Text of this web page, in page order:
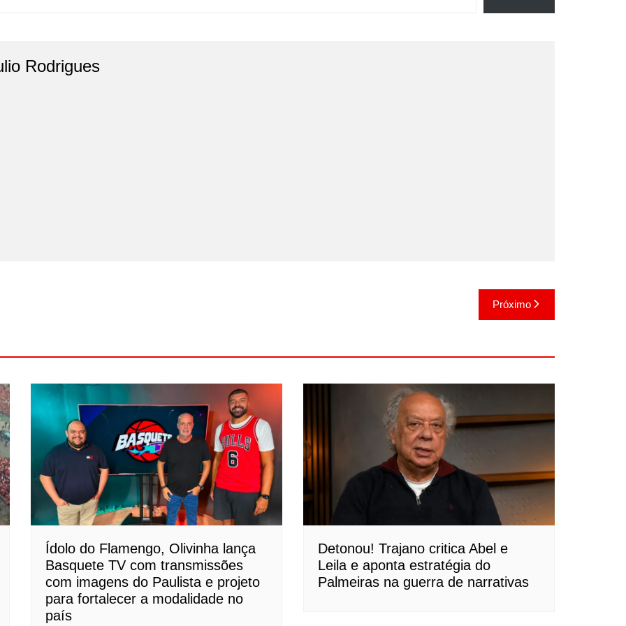
Rodrigues
Próximo
Ídolo do Flamengo, Olivinha lança
Basquete TV com transmissões
com imagens do Paulista e projeto
para fortalecer a modalidade no
país
Detonou! Trajano critica Abel e
Leila e aponta estratégia do
Palmeiras na guerra de narrativas